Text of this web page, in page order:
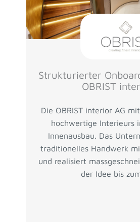
Strukturierter
OBRIST
Die OBRIST interior AG
hochwertige Interieurs
Innenausbau. Das
traditionelles Handwerk
und realisiert
der Idee bis